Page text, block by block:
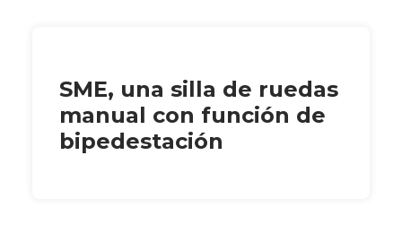
SME, una silla de ruedas
manual con función de
bipedestación